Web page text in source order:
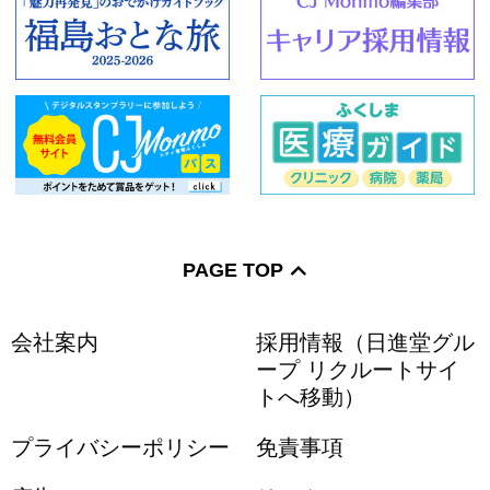
PAGE TOP
会社案内
採用情報（日進堂グル
ープ リクルートサイ
トへ移動）
プライバシーポリシー 免責事項